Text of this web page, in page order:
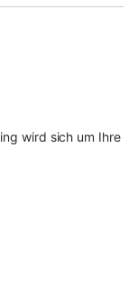
wird sich um Ihre